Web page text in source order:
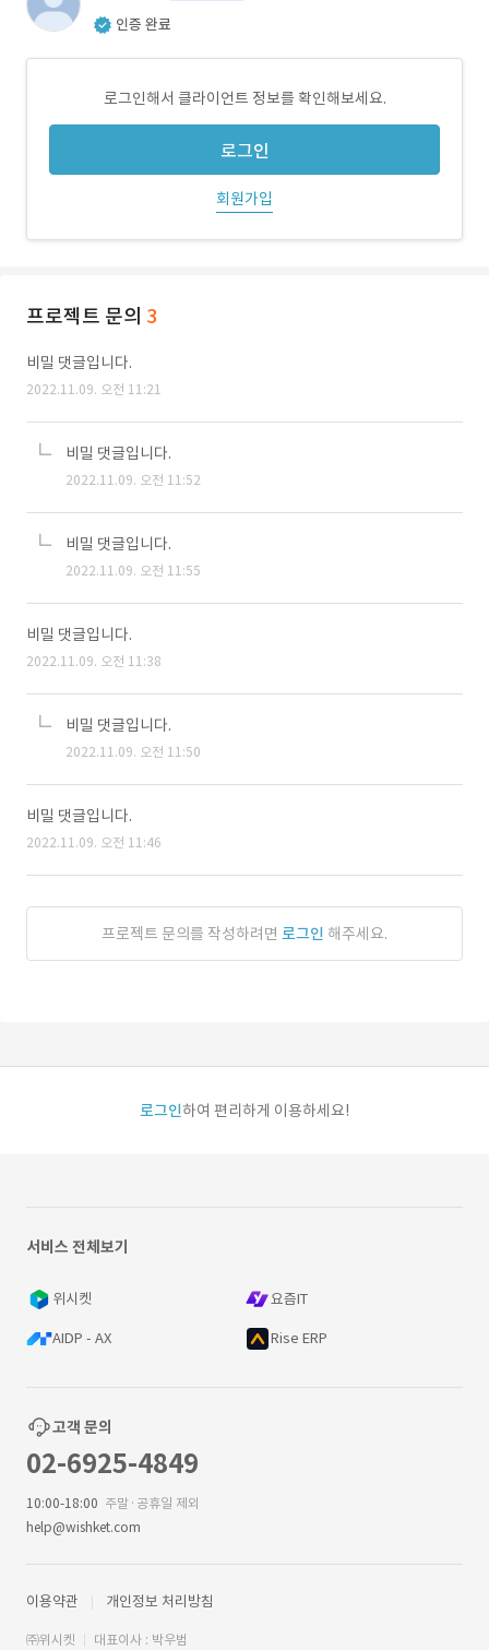
인증 완료
로그인해서 클라이언트 정보를 확인해보세요.
로그인
회원가입
프로젝트 문의 3
비밀 댓글입니다.
2022.11.09. 오전 11:21
비밀 댓글입니다.
2022.11.09. 오전 11:52
비밀 댓글입니다.
2022.11.09. 오전 11:55
비밀 댓글입니다.
2022.11.09. 오전 11:38
비밀 댓글입니다.
2022.11.09. 오전 11:50
비밀 댓글입니다.
2022.11.09. 오전 11:46
프로젝트 문의를 작성하려면 로그인 해주세요.
로그인하여 편리하게 이용하세요!
서비스 전체보기
위시켓 요즘IT
AIDP - AX Rise ERP
고객 문의
02-6925-4849
10:00-18:00 주말·공휴일 제외
help@wishket.com
이용약관 개인정보 처리방침
㈜위시켓 대표이사 : 박우범